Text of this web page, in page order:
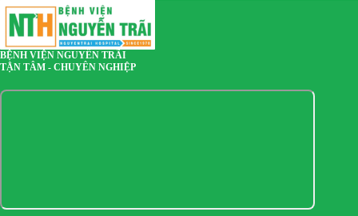
BỆNH VIỆN NGUYỄN TRÃI
TẬN TÂM - CHUYÊN NGHIỆP